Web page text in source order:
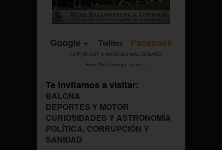
Google + Twitter Facebook
COPYRIGHT © NARCISO MALDONADO
Foto Por Cortesía: Balona
Te invitamos a visitar:
BALONA
DEPORTES Y MOTOR
CURIOSIDADES Y ASTRONOMÍA
POLÍTICA, CORRUPCIÓN Y
SANIDAD